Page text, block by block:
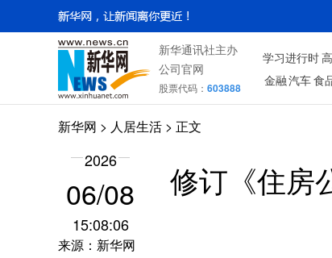
新华通讯社主办
公司官网
股票代码： 603888
学习进行时
金融 汽车 食
新华网 > 人居生活 > 正文
2026
06/08
15:08:06
来源：新华网
修订《住房